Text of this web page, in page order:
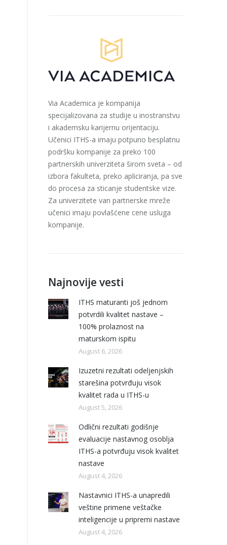
Via Academica je kompanija
specijalizovana za studije u inostranstvu
i akademsku karijernu orijentaciju.
Učenici ITHS-a imaju potpuno besplatnu
podršku kompanije za preko 100
partnerskih univerziteta širom sveta – od
izbora fakulteta, preko apliciranja, pa sve
do procesa za sticanje studentske vize.
Za univerzitete van partnerske mreže
učenici imaju povlašćene cene usluga
kompanije.
Najnovije vesti
ITHS maturanti još jednom
potvrdili kvalitet nastave –
100% prolaznost na
maturskom ispitu
August 6, 2026
Izuzetni rezultati odeljenjskih
starešina potvrđuju visok
kvalitet rada u ITHS-u
August 5, 2026
Odlični rezultati godišnje
evaluacije nastavnog osoblja
ITHS-a potvrđuju visok kvalitet
nastave
August 4, 2026
Nastavnici ITHS-a unapredili
veštine primene veštačke
inteligencije u pripremi nastave
August 4, 2026